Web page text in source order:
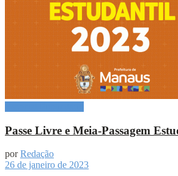
Passe Livre e Meia-Passagem
por Redação
26 de janeiro de 2023